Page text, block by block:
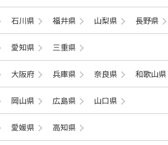
石川県 福井県 山梨県 長野県
愛知県 三重県
大阪府 兵庫県 奈良県 和歌山県
岡山県 広島県 山口県
愛媛県 高知県